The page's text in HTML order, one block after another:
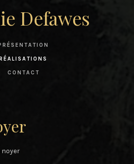
Defawes
RÉALISATIONS
CONTACT
noyer